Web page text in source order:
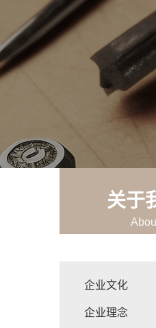
关于
企业文化
企业理念